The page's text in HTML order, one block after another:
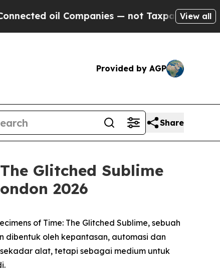
oil Companies — not Taxpayers — theView all
Provided by AGP
Share
Glitched Sublime
2026
of Time: The Glitched Sublime, sebuah
dibentuk oleh kepantasan, automasi dan
alat, tetapi sebagai medium untuk